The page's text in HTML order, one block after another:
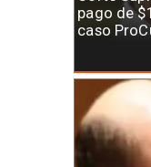
pago de
caso